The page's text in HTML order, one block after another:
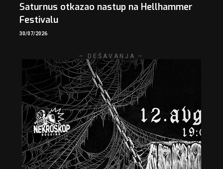
Saturnus otkazao nastup na Hellhammer
Festivalu
30/07/2026
– DEŠAVANJA –